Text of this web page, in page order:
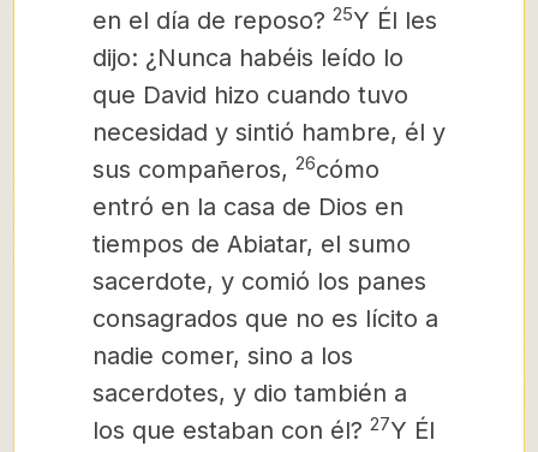
en el día de reposo? 25Y Él les
dijo: ¿Nunca habéis leído lo
que David hizo cuando tuvo
necesidad y sintió hambre, él y
sus compañeros, 26cómo
entró en la casa de Dios en
tiempos de Abiatar, el sumo
sacerdote, y comió los panes
consagrados que no es lícito a
nadie comer, sino a los
sacerdotes, y dio también a
los que estaban con él? 27Y Él